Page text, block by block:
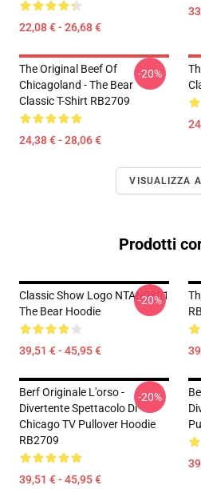
22,08 € - 26,68 €
The Original Beef Of
Chicagoland - The Bear
Classic T-Shirt RB2709
24,38 € - 28,06 €
-20%
VISUALIZZA
Prodotti
Classic Show Logo NTAN0801
The Bear Hoodie
39,51 € - 45,95 €
-20%
Berf Originale L'orso -
Divertente Spettacolo Di
Chicago TV Pullover Hoodie
RB2709
39,51 € - 45,95 €
-20%